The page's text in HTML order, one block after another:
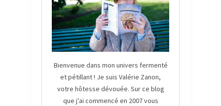
Bienvenue dans mon univers fermenté
et pétillant ! Je suis Valérie Zanon,
votre hôtesse dévouée. Sur ce blog
que j'ai commencé en 2007 vous